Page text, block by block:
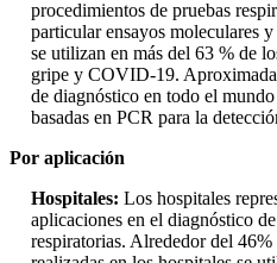
procedimientos de pruebas
particular ensayos moleculares
se utilizan en más del 63 % de
gripe y COVID-19.
de diagnóstico en todo el
basadas en PCR para la
Por aplicación
Hospitales: Los hospitales
aplicaciones en el diagnóstico
respiratorias. Alrededor del 46%